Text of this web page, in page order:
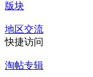
版块
地区交流
快捷访问
淘帖专辑